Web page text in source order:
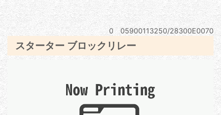
0 05900113250/28300E0070
スターター ブロックリレー